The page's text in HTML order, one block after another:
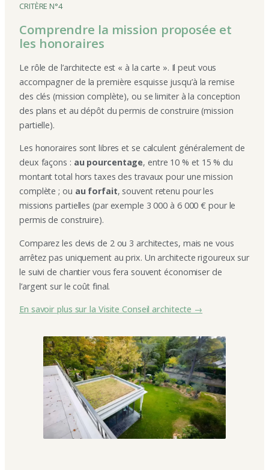
CRITÈRE N°4
Comprendre la mission proposée et
les honoraires
Le rôle de l’architecte est « à la carte ». Il peut vous
accompagner de la première esquisse jusqu’à la remise
des clés (mission complète), ou se limiter à la conception
des plans et au dépôt du permis de construire (mission
partielle).
Les honoraires sont libres et se calculent généralement de
deux façons : au pourcentage, entre 10 % et 15 % du
montant total hors taxes des travaux pour une mission
complète ; ou au forfait, souvent retenu pour les
missions partielles (par exemple 3 000 à 6 000 € pour le
permis de construire).
Comparez les devis de 2 ou 3 architectes, mais ne vous
arrêtez pas uniquement au prix. Un architecte rigoureux sur
le suivi de chantier vous fera souvent économiser de
l’argent sur le coût final.
En savoir plus sur la Visite Conseil architecte →